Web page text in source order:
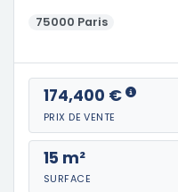
75000 Paris
174,400 €
PRIX DE VENTE
15 m²
SURFACE